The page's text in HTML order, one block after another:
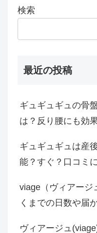
検索
最近の投稿
ギュギュギュの骨
は？反り腰にも効
ギュギュギュは産
能？すぐ？口コミ
viage（ヴィアージ
くまでの日数や届
ヴィアージュ